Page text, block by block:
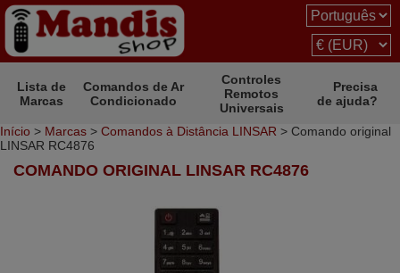
Lista de
Marcas
Comandos de Ar
Condicionado
Controles
Remotos
Universais
Precisa
de ajuda?
Início > Marcas > Comandos à Distância LINSAR > Comando original
LINSAR RC4876
COMANDO ORIGINAL LINSAR RC4876